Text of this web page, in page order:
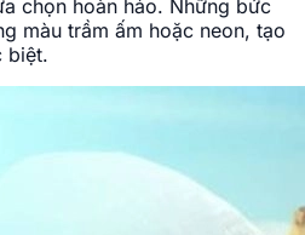
dở khóc dở cười cực vui.